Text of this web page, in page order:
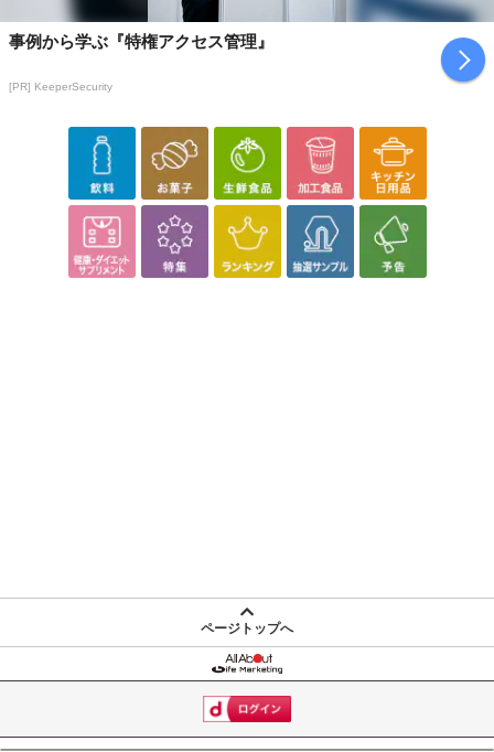
り入れることがポイントです。
・オリゴ糖
オリゴ糖は乳酸菌やビフィズス菌といった善玉菌のエサとなる重要
な役割を担う成分です。
亜鉛、マンガン、ヨウ素、セレン、銅、クロム、モリブデン、
----------------------------------
口に入れるものだからこそ信頼への取り組みの一環として
徹底した品質管理の元で国内GMP認定工場にて製造
※商品到着時点でのお日待ち期間は、配送日数などにより異なり
・原産国（最終加工地）：日本
・原材料/材質/素材：大麦若葉粉末、麦芽糖、乳酸菌（殺菌）、デ
キストリン、ユーグレナ、イソマルトオリゴ糖、ビフィズス菌（殺
菌）、パン酵母（亜鉛・マンガン・銅・ヨウ素・セレン・クロム・
モリブデン含有）、ブドウ糖/結晶セルロース、微粒二酸化ケイ素、
事例から学ぶ『特権アクセス管理』
[PR] KeeperSecurity
ページトップへ